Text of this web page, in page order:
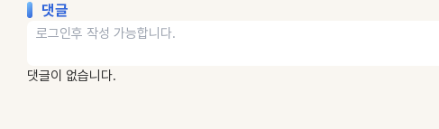
댓글
댓글이 없습니다.